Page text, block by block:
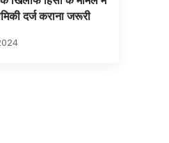
दर्ज कराना जरूरी